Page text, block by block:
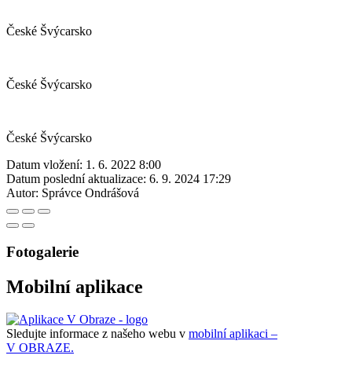
České Švýcarsko
České Švýcarsko
České Švýcarsko
Datum vložení: 1. 6. 2022 8:00
Datum poslední aktualizace: 6. 9. 2024 17:29
Autor: Správce Ondrášová
Fotogalerie
Mobilní aplikace
Sledujte informace z našeho webu v mobilní aplikaci –
V OBRAZE.